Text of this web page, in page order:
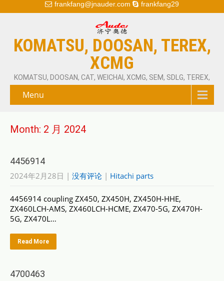
frankfang@jnauder.com frankfang29
KOMATSU, DOOSAN, TEREX,
XCMG
KOMATSU, DOOSAN, CAT, WEICHAI, XCMG, SEM, SDLG, TEREX,
Menu
Month: 2 月 2024
4456914
2024年2月28日 | 没有评论 | Hitachi parts
4456914 coupling ZX450, ZX450H, ZX450H-HHE,
ZX460LCH-AMS, ZX460LCH-HCME, ZX470-5G, ZX470H-
5G, ZX470L…
Read More
4700463